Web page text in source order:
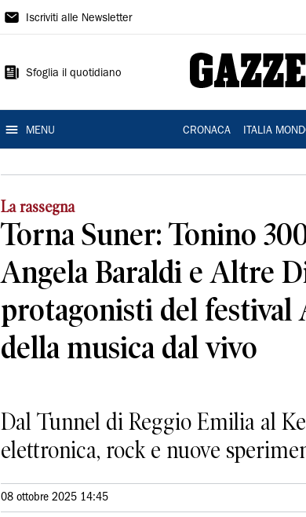
Gazzetta
Reggio
Iscriviti alle Newsletter
Sfoglia il quotidiano
MENU CRONACA ITALIA
La rassegna
Torna Suner: Tonino
Angela Baraldi e Altre
protagonisti del festival
della musica dal vivo
Dal Tunnel di Reggio Emilia al
elettronica, rock e nuove
08 ottobre 2025 14:45